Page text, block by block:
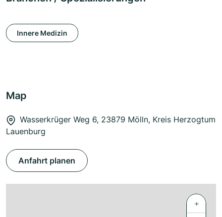
Innere Medizin
Map
Wasserkrüger Weg 6, 23879 Mölln, Kreis Herzogtum
Lauenburg
Anfahrt planen
+